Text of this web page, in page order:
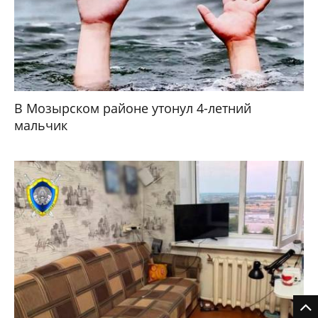
В Мозырском районе утонул 4-летний
мальчик